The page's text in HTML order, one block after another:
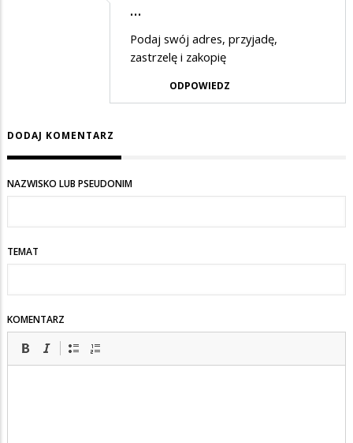
odpowiedzi
strzelać
…
Podaj swój adres, przyjadę,
zastrzelę i zakopię
ODPOWIEDZ
DODAJ KOMENTARZ
NAZWISKO LUB PSEUDONIM
TEMAT
KOMENTARZ